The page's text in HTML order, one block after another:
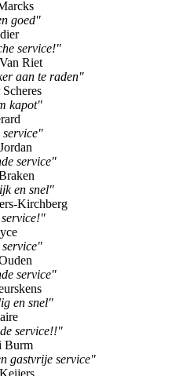
vervangen"
goed"
service!"
Riet
aan te raden"
kapot"
service"
en snel"
Kirchberg
service"
en snel"